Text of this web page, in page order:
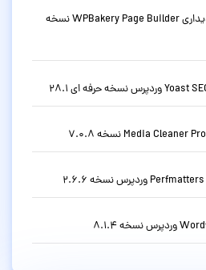
افزونه صفحه ساز و ویرایشگر دیداری WPBakery Page Builder نسخه